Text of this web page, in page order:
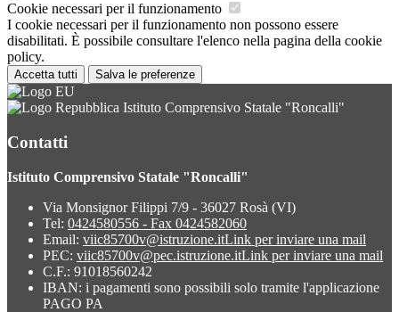
Cookie necessari per il funzionamento
I cookie necessari per il funzionamento non possono essere
disabilitati. È possibile consultare l'elenco nella pagina della cookie
policy.
Accetta tutti Salva le preferenze
Istituto Comprensivo Statale "Roncalli"
Contatti
Istituto Comprensivo Statale "Roncalli"
Via Monsignor Filippi 7/9 - 36027 Rosà (VI)
Tel: 0424580556 - Fax 0424582060
Email: viic85700v@istruzione.itLink per inviare una mail
PEC: viic85700v@pec.istruzione.itLink per inviare una mail
C.F.: 91018560242
IBAN: i pagamenti sono possibili solo tramite l'applicazione
PAGO PA